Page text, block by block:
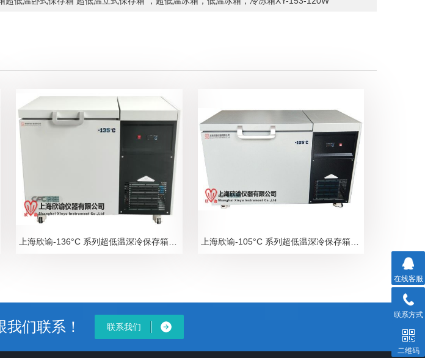
上海欣谕-105°C 系列超低温深冷保存箱，深冷卧式低温冰箱，超低温冰箱系列
们联系！ 联系我们
在线客服
联系方式
二维码